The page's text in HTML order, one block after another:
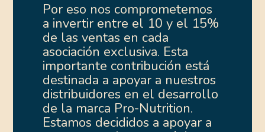
Por eso nos comprometemos
a invertir entre el 10 y el 15%
de las ventas en cada
asociación exclusiva. Esta
importante contribución está
destinada a apoyar a nuestros
distribuidores en el desarrollo
de la marca Pro-Nutrition.
Estamos decididos a apoyar a